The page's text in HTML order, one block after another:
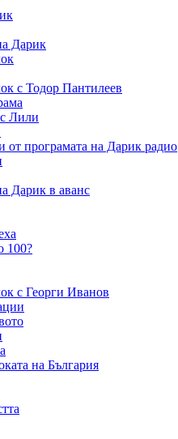
Дарик
с Тодор Пантилеев
Лили
от програмата на Дарик радио
Дарик в аванс
100?
с Георги Иванов
на България